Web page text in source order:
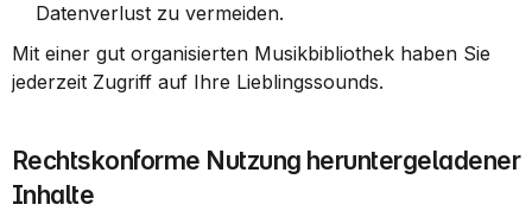
Datenverlust zu vermeiden.
Mit einer gut organisierten Musikbibliothek haben Sie
jederzeit Zugriff auf Ihre Lieblingssounds.
Rechtskonforme Nutzung heruntergeladener
Inhalte